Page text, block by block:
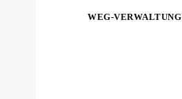
WEG-VERWALTUNG